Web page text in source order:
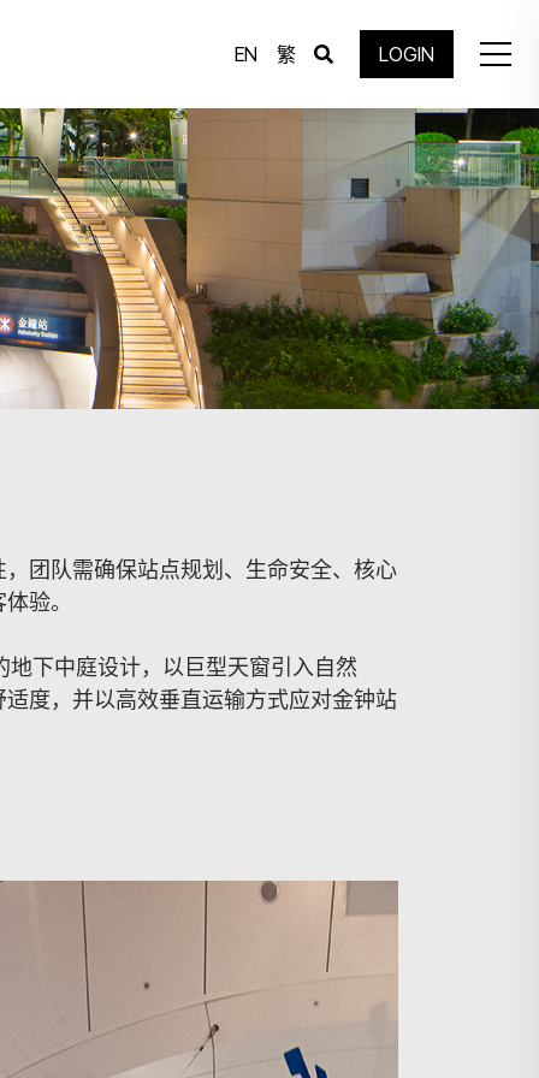
EN 繁 LOGIN
团队需确保站点规划、生命安全、核心
验。
下中庭设计，以巨型天窗引入自然
度，并以高效垂直运输方式应对金钟站